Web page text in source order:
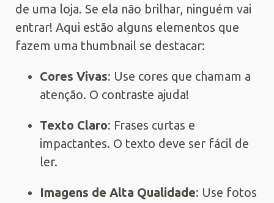
de uma loja. Se ela não brilhar, ninguém vai
entrar! Aqui estão alguns elementos que
fazem uma thumbnail se destacar:
Cores Vivas: Use cores que chamam a
atenção. O contraste ajuda!
Texto Claro: Frases curtas e
impactantes. O texto deve ser fácil de
ler.
Imagens de Alta Qualidade: Use fotos